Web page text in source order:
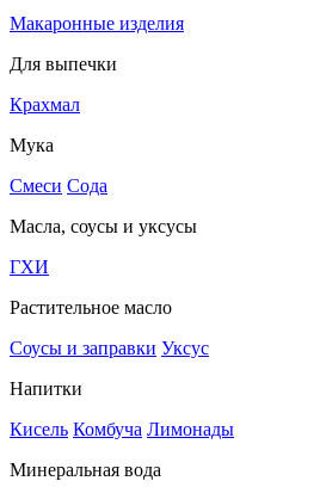
Макаронные изделия
Для выпечки
Крахмал
Мука
Смеси Сода
Масла, соусы и уксусы
ГХИ
Растительное масло
Соусы и заправки Уксус
Напитки
Кисель Комбуча Лимонады
Минеральная вода